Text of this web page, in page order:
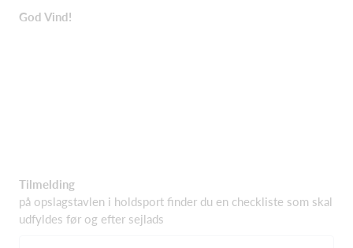
God Vind!
Tilmelding
på opslagstavlen i holdsport finder du en checkliste som skal
udfyldes før og efter sejlads